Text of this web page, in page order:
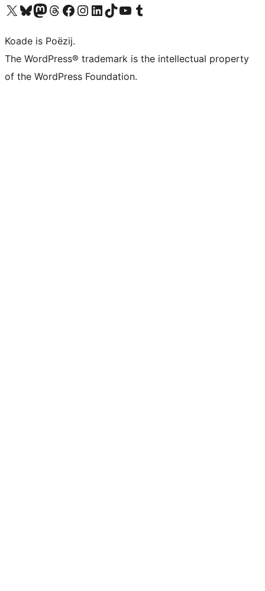
Visit our X (formerly Twitter) account
Visit our Bluesky account
Visit our Mastodon account
Visit our Threads account
Besykje ús Facebook sideBesykje ús Instagram-akkount
Besykje ús LinkedIn akkount
Visit our TikTok account
Visit our YouTube channel
Visit our Tumblr account
Koade is Poëzij.
The WordPress® trademark is the intellectual property
of the WordPress Foundation.